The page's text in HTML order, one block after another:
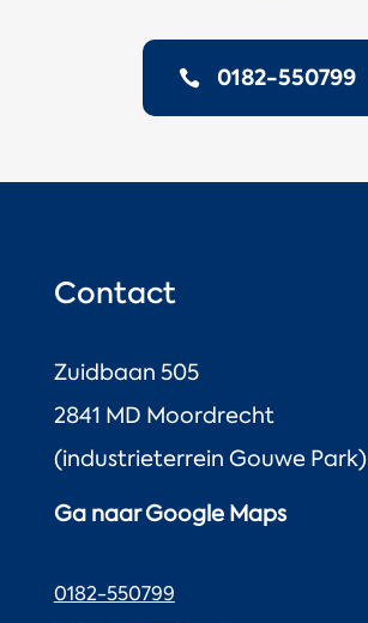
0182-550799
Contact
Zuidbaan 505
2841 MD Moordrecht
(industrieterrein Gouwe Park)
Ga naar Google Maps
0182-550799